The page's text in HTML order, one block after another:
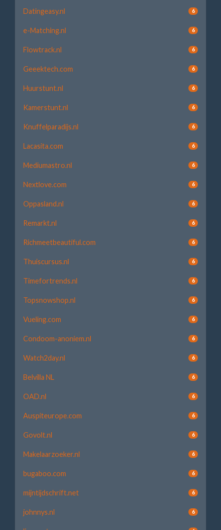
Datingeasy.nl 6
e-Matching.nl 6
Flowtrack.nl 6
Geeektech.com 6
Huurstunt.nl 6
Kamerstunt.nl 6
Knuffelparadijs.nl 6
Lacasita.com 6
Mediumastro.nl 6
Nextlove.com 6
Oppasland.nl 6
Remarkt.nl 6
Richmeetbeautiful.com 6
Thuiscursus.nl 6
Timefortrends.nl 6
Topsnowshop.nl 6
Vueling.com 6
Condoom-anoniem.nl 6
Watch2day.nl 6
Belvilla NL 6
OAD.nl 6
Auspiteurope.com 6
Govolt.nl 6
Makelaarzoeker.nl 6
bugaboo.com 6
mijntijdschrift.net 6
johnnys.nl 6